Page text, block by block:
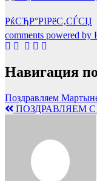
РќСЂР°РІРёС‚СЃСЏ
comments powered by
Навигация
Поздравляем
ПОЗДРАВЛЯЕМ